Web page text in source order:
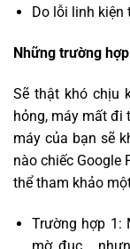
Do lỗi linh kiện
Những trường
Sẽ thật khó chịu
hỏng, máy mất đi
máy của bạn sẽ
nào chiếc Google
thể tham khảo
Trường hợp 1:
mờ đục…